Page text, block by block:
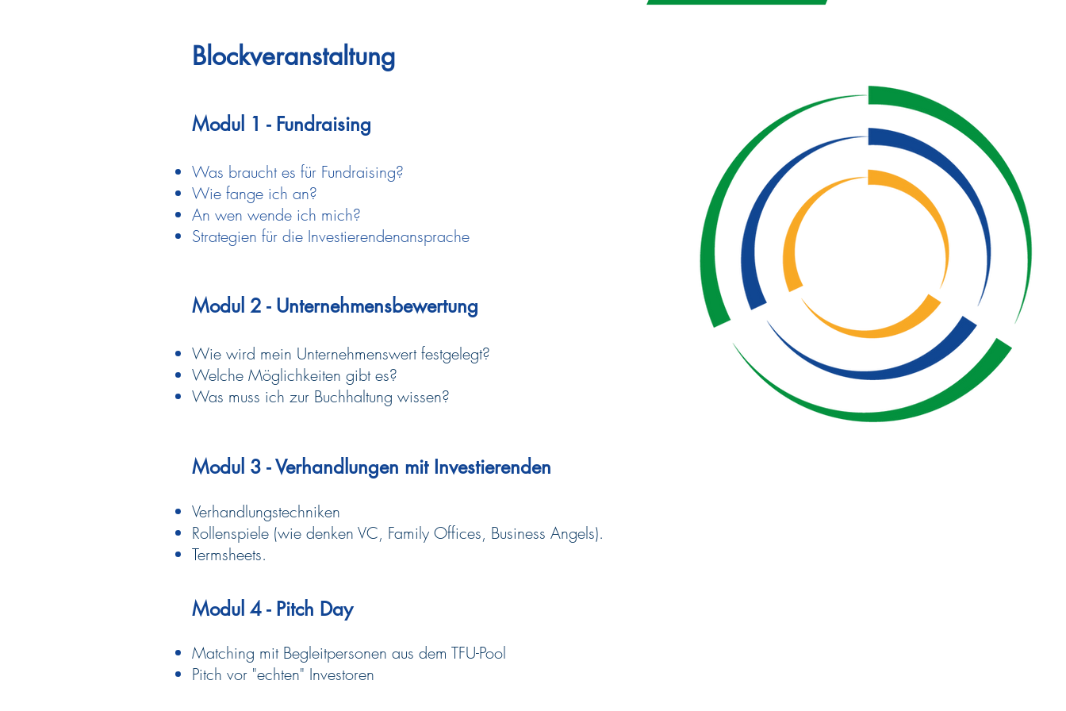
Blockveranstaltung
Modul 1 - Fundraising
Was braucht es für Fundraising?
Wie fange ich an?
An wen wende ich mich?
Strategien für die Investierendenansprache
Modul 2 - Unternehmensbewertung
Wie wird mein Unternehmenswert festgelegt?
Welche Möglichkeiten gibt es?
Was muss ich zur Buchhaltung wissen?
Modul 3 - Verhandlungen mit Investierenden
Verhandlungstechniken
Rollenspiele (wie denken VC, Family Offices, Business Angels).
Termsheets.
Modul 4 - Pitch Day
Matching mit Begleitpersonen aus dem TFU-Pool
Pitch vor "echten" Investoren